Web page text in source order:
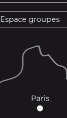
Espace groupes